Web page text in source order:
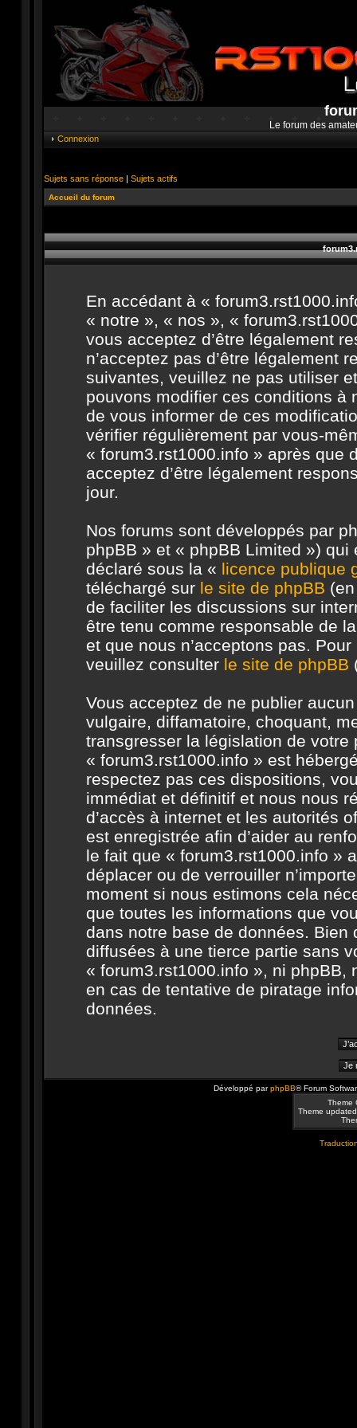
Le forum des
Connexion
Sujets sans réponse | Sujets actifs
Accueil du forum
En accédant à «
« notre », « nos », «
vous acceptez d’être légalement
n’acceptez pas d’être légalement
suivantes, veuillez ne pas utiliser
pouvons modifier ces conditions à
de vous informer de ces
vérifier régulièrement par vous-
« forum3.rst1000.info » après que
acceptez d’être légalement
jour.
Nos forums sont développés par
phpBB » et « phpBB Limited »)
déclaré sous la « licence publique
téléchargé sur le site de phpBB
de faciliter les discussions sur
être tenu comme responsable de
et que nous n’acceptons pas.
veuillez consulter le site de phpBB
Vous acceptez de ne publier
vulgaire, diffamatoire, choquant,
transgresser la législation de
« forum3.rst1000.info » est
respectez pas ces dispositions,
immédiat et définitif et nous nous
d’accès à internet et les autorités
est enregistrée afin d’aider au
le fait que « forum3.rst1000.info »
déplacer ou de verrouiller
moment si nous estimons cela
que toutes les informations que
dans notre base de données.
diffusées à une tierce partie sans
« forum3.rst1000.info », ni phpBB,
en cas de tentative de piratage
données.
Développé parphpBB® Forum
Theme
Theme